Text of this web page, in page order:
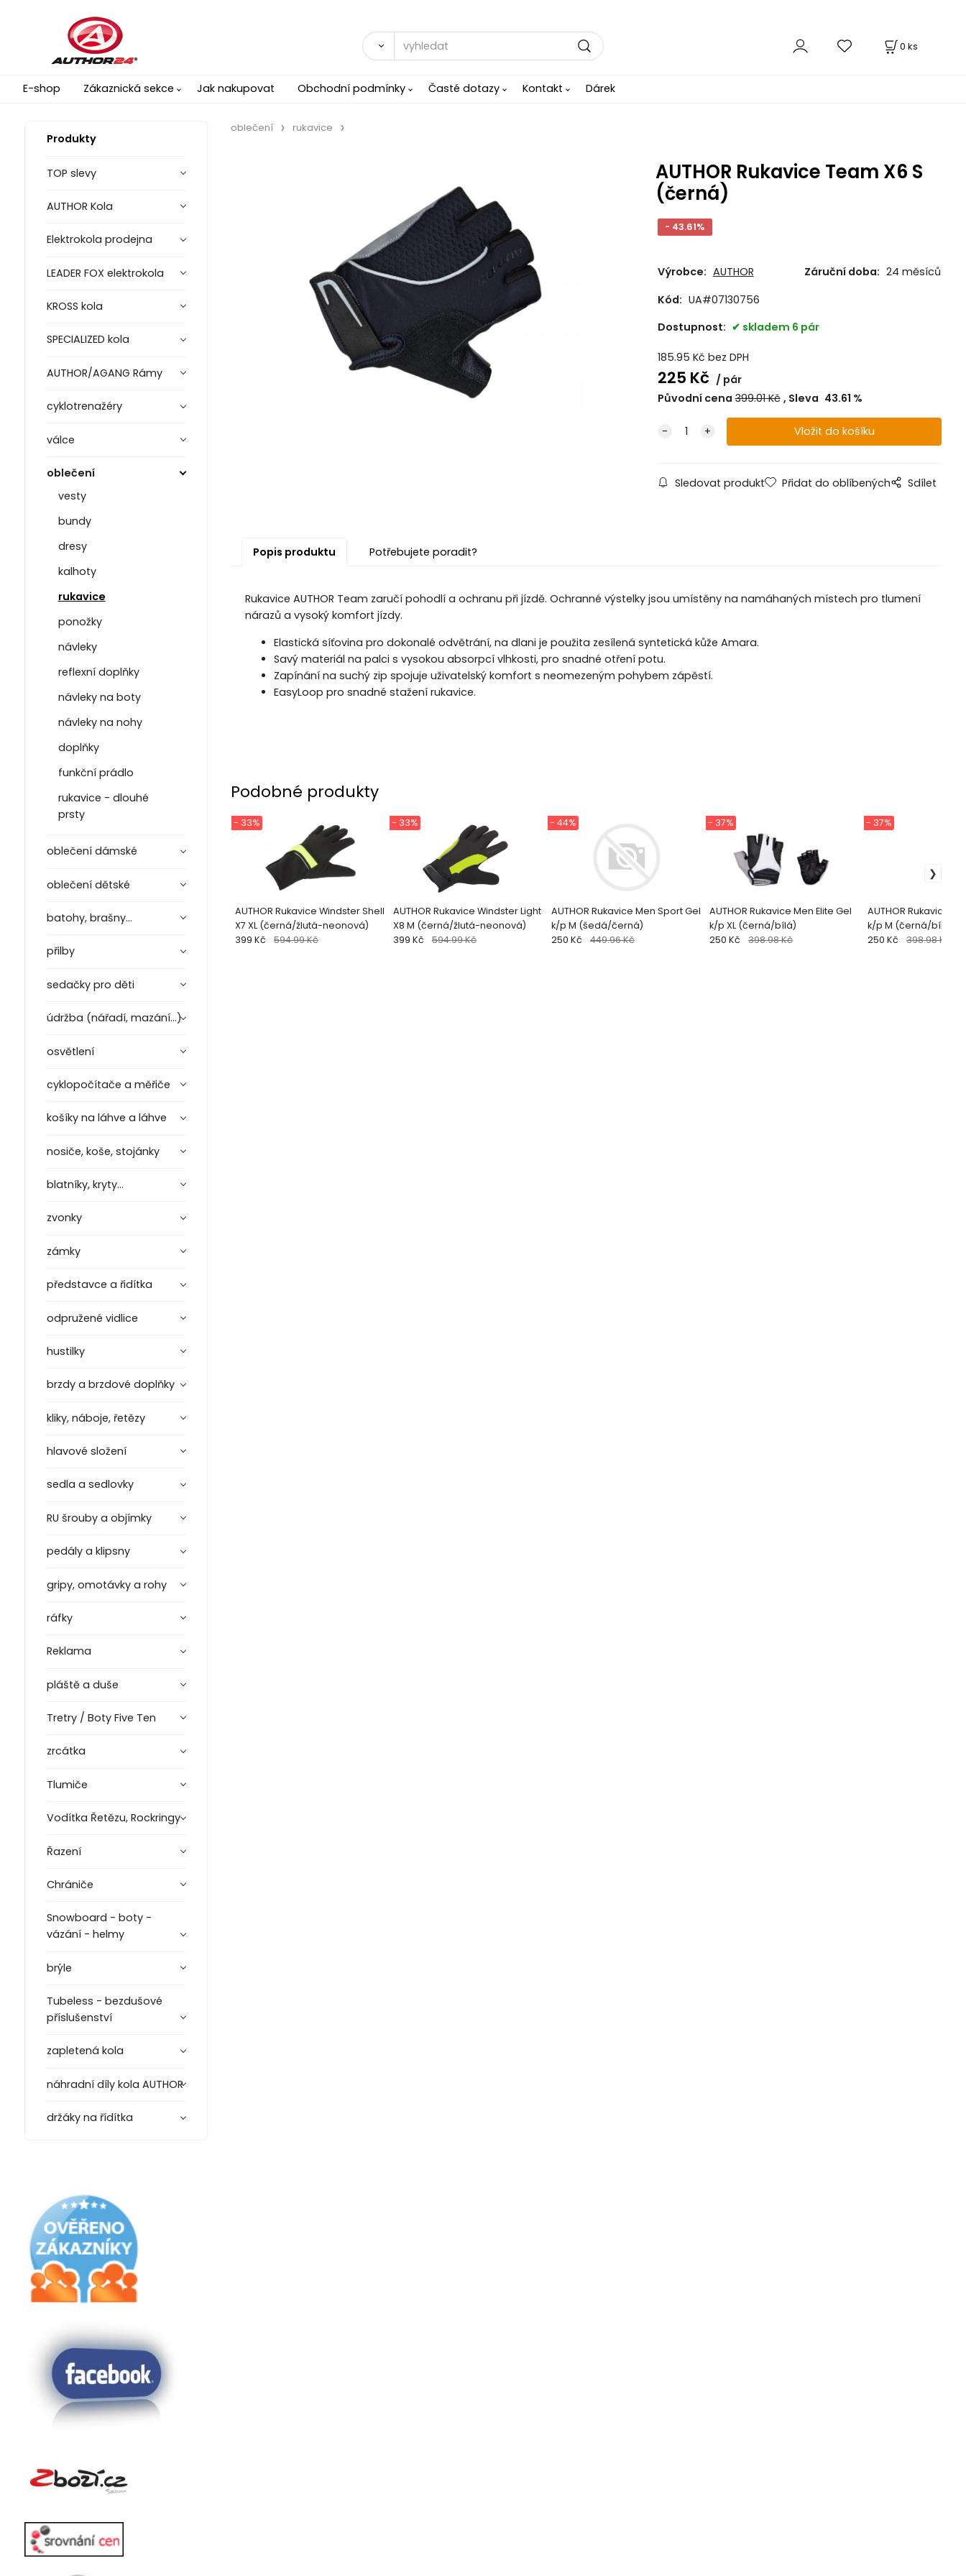
0 ks
E-shop Zákaznická sekce Jak nakupovat Obchodní podmínky Časté dotazy Kontakt Dárek
Produkty
TOP slevy
AUTHOR Kola
Elektrokola prodejna
LEADER FOX elektrokola
KROSS kola
SPECIALIZED kola
AUTHOR/AGANG Rámy
cyklotrenažéry
válce
oblečení
vesty
bundy
dresy
kalhoty
rukavice
ponožky
návleky
reflexní doplňky
návleky na boty
návleky na nohy
doplňky
funkční prádlo
rukavice - dlouhé
prsty
oblečení dámské
oblečení dětské
batohy, brašny...
přilby
sedačky pro děti
údržba (nářadí, mazání...)
osvětlení
cyklopočítače a měřiče
košíky na láhve a láhve
nosiče, koše, stojánky
blatníky, kryty...
zvonky
zámky
představce a řidítka
odpružené vidlice
hustilky
brzdy a brzdové doplňky
kliky, náboje, řetězy
hlavové složení
sedla a sedlovky
RU šrouby a objímky
pedály a klipsny
gripy, omotávky a rohy
ráfky
Reklama
pláště a duše
Tretry / Boty Five Ten
zrcátka
Tlumiče
Vodítka Řetězu, Rockringy
Řazení
Chrániče
Snowboard - boty -
vázání - helmy
brýle
Tubeless - bezdušové
příslušenství
zapletená kola
náhradní díly kola AUTHOR
držáky na řídítka
oblečení rukavice
AUTHOR Rukavice Team X6 S
(černá)
- 43.61%
Výrobce: AUTHOR Záruční doba: 24 měsíců
Kód: UA#07130756
Dostupnost:
skladem 6 pár
185.95 Kč bez DPH
225 Kč
pár
Původní cena 399.01Kč Sleva 43.61 %
Sledovat produkt Přidat do oblíbených Sdílet
Popis produktu Potřebujete poradit?
Rukavice AUTHOR Team zaručí pohodlí a ochranu při jízdě. Ochranné výstelky jsou umístěny na namáhaných místech pro tlumení
nárazů a vysoký komfort jízdy.
Elastická síťovina pro dokonalé odvětrání, na dlani je použita zesílená syntetická kůže Amara.
Savý materiál na palci s vysokou absorpcí vlhkosti, pro snadné otření potu.
Zapínání na suchý zip spojuje uživatelský komfort s neomezeným pohybem zápěstí.
EasyLoop pro snadné stažení rukavice.
Podobné produkty
AUTHOR Rukavice Windster Shell
X7 XL (černá/žlutá-neonová)
- 33%
399 Kč 594.99 Kč
AUTHOR Rukavice Windster Light
X8 M (černá/žlutá-neonová)
- 33%
399 Kč 594.99 Kč
AUTHOR Rukavice Men Sport Gel
k/p M (šedá/černá)
- 44%
250 Kč 449.96 Kč
AUTHOR Rukavice Men Elite Gel
k/p XL (černá/bílá)
- 37%
250 Kč 398.98 Kč
AUTHOR Rukavice
k/p M (černá/bílá)
- 37%
250 Kč 398.98 Kč